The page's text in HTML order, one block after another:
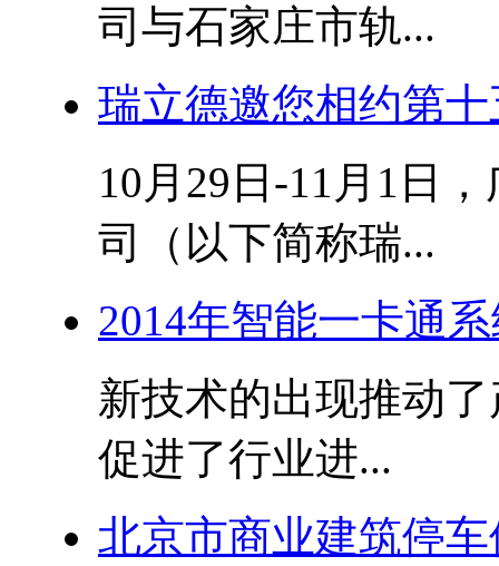
司与石家庄市轨...
瑞立德邀您相约第
10月29日-11月1日
司（以下简称瑞...
2014年智能一卡通
新技术的出现推动
促进了行业进...
北京市商业建筑停